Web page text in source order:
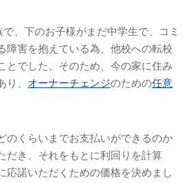
、下のお子様がまだ中学生で、コミ
障害を抱えている為、他校への転校
とでした。そのため、今の家に住み
、 オーナーチェンジのための任意
のくらいまでお支払いができるのか
だき、それをもとに利回りを計算
応諾いただくための価格を決めまし